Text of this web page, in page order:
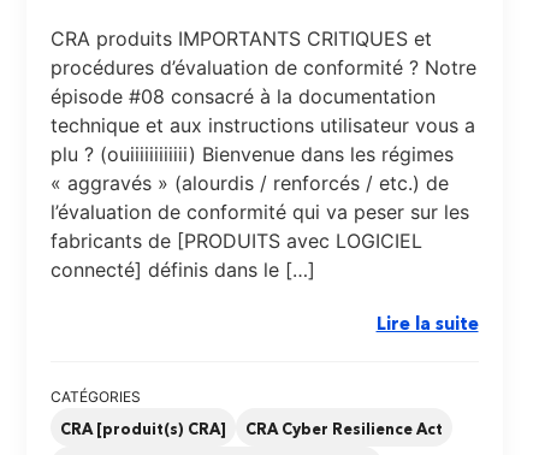
CRA produits IMPORTANTS CRITIQUES et
procédures d’évaluation de conformité ? Notre
épisode #08 consacré à la documentation
technique et aux instructions utilisateur vous a
plu ? (ouiiiiiiiiiiii) Bienvenue dans les régimes
« aggravés » (alourdis / renforcés / etc.) de
l’évaluation de conformité qui va peser sur les
fabricants de [PRODUITS avec LOGICIEL
connecté] définis dans le […]
Lire la suite
CATÉGORIES
CRA [produit(s) CRA]
CRA Cyber Resilience Act